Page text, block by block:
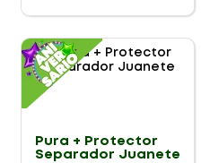
Pura + Protector
Separador Juanete